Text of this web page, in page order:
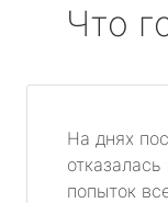
Что
На днях
попыток